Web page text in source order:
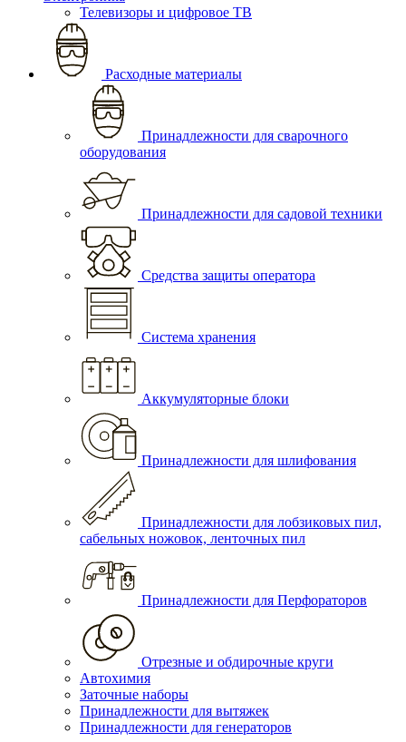
Телевизоры и цифровое ТВ
Расходные материалы
Принадлежности для сварочного
оборудования
Принадлежности для садовой техники
Средства защиты оператора
Система хранения
Аккумуляторные блоки
Принадлежности для шлифования
Принадлежности для лобзиковых пил,
сабельных ножовок, ленточных пил
Принадлежности для Перфораторов
Отрезные и обдирочные круги
Автохимия
Заточные наборы
Принадлежности для вытяжек
Принадлежности для генераторов